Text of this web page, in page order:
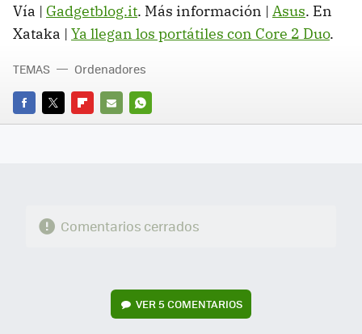
Vía | Gadgetblog.it. Más información | Asus. En
Xataka | Ya llegan los portátiles con Core 2 Duo.
FACEBOOK
TWITTERFLIPBOARD
E-
WHATSAPP
TEMAS Ordenadores
Comentarios cerrados
VER5 COMENTARIOS